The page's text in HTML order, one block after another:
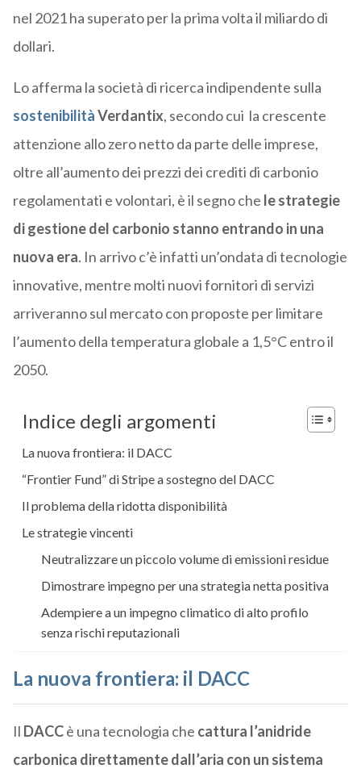
nel 2021 ha superato per la prima volta il miliardo di
dollari.
Lo afferma la società di ricerca indipendente sulla
sostenibilitàVerdantix, secondo cui la crescente
attenzione allo zero netto da parte delle imprese,
oltre all’aumento dei prezzi dei crediti di carbonio
regolamentati e volontari, è il segno che le strategie
di gestione del carbonio stanno entrando in una
nuova era. In arrivo c’è infatti un’ondata di tecnologie
innovative, mentre molti nuovi fornitori di servizi
arriveranno sul mercato con proposte per limitare
l’aumento della temperatura globale a 1,5°C entro il
2050.
Indice degli argomenti
La nuova frontiera: il DACC
“Frontier Fund” di Stripe a sostegno del DACC
Il problema della ridotta disponibilità
Le strategie vincenti
Neutralizzare un piccolo volume di emissioni residue
Dimostrare impegno per una strategia netta positiva
Adempiere a un impegno climatico di alto profilo
senza rischi reputazionali
La nuova frontiera: il DACC
Il DACCè una tecnologia che cattura l’anidride
carbonica direttamente dall’aria con un sistema